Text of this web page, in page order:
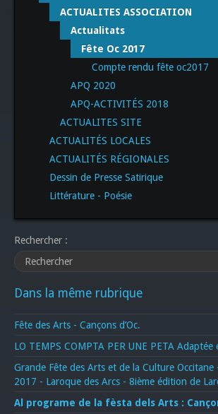
ACTUALITES ASSOCIATION
Actualitats
Fête Oc 2017
Compte rendu fête oc2017
APQ 2020
APQ-ACTIVITÉS 2018
ACTUALITES SITE
ACTUALITÉS LOCALES
ACTUALITÉS RÉGIONALES
Dessin de Presse Satirique
Littérature - Poésie
Rechercher :
Dans la même rubrique
Fête des Arts - Cançons d’Oc.
LO TEMPS COMPTA PER UNE PETA Adaptée
Grande Fête des Arts et de la Culture
2017 - Laroque des Arcs - 8ième édition de
Al programe de la fèsta dels Arts :